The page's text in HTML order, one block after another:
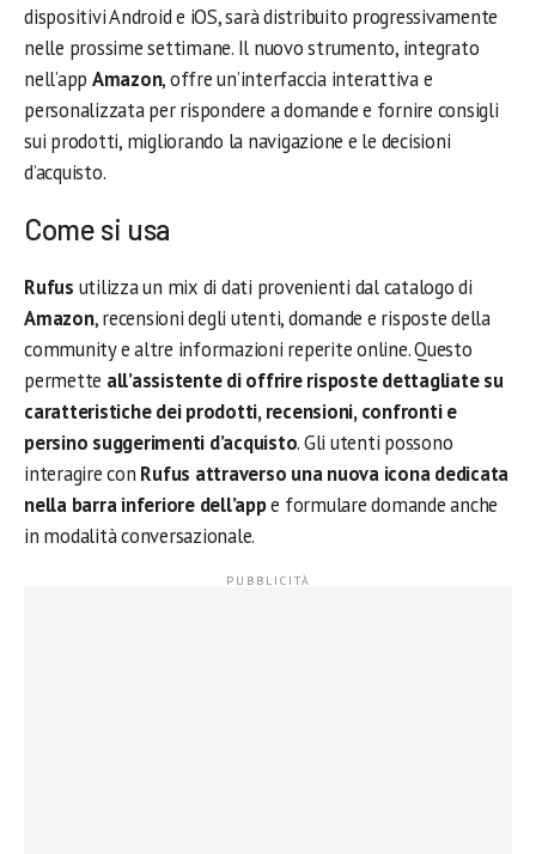
dispositivi Android e iOS, sarà distribuito progressivamente
nelle prossime settimane. Il nuovo strumento, integrato
nell’app Amazon, offre un’interfaccia interattiva e
personalizzata per rispondere a domande e fornire consigli
sui prodotti, migliorando la navigazione e le decisioni
d’acquisto.
Come si usa
Rufus utilizza un mix di dati provenienti dal catalogo di
Amazon, recensioni degli utenti, domande e risposte della
community e altre informazioni reperite online. Questo
permette all’assistente di offrire risposte dettagliate su
caratteristiche dei prodotti, recensioni, confronti e
persino suggerimenti d’acquisto. Gli utenti possono
interagire con Rufus attraverso una nuova icona dedicata
nella barra inferiore dell’appe formulare domande anche
in modalità conversazionale.